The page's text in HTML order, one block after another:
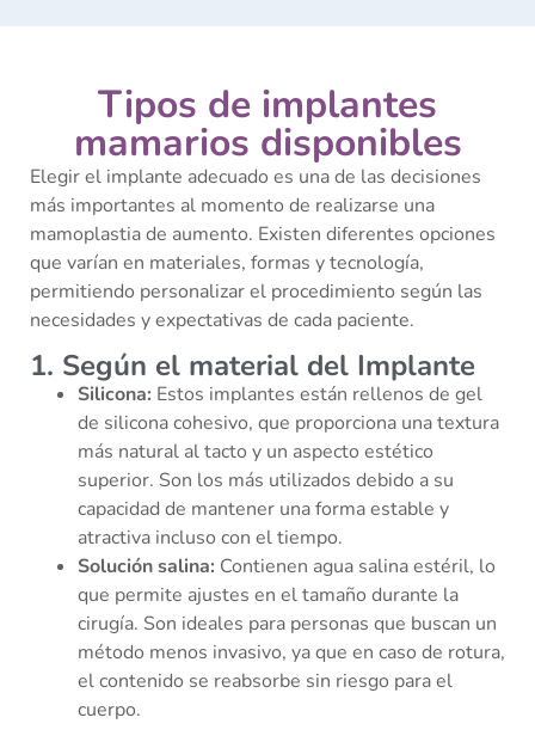
Tipos de implantes
mamarios disponibles
Elegir el implante adecuado es una de las decisiones
más importantes al momento de realizarse una
mamoplastia de aumento. Existen diferentes opciones
que varían en materiales, formas y tecnología,
permitiendo personalizar el procedimiento según las
necesidades y expectativas de cada paciente.
1. Según el material del Implante
Silicona: Estos implantes están rellenos de gel
de silicona cohesivo, que proporciona una textura
más natural al tacto y un aspecto estético
superior. Son los más utilizados debido a su
capacidad de mantener una forma estable y
atractiva incluso con el tiempo.
Solución salina: Contienen agua salina estéril, lo
que permite ajustes en el tamaño durante la
cirugía. Son ideales para personas que buscan un
método menos invasivo, ya que en caso de rotura,
el contenido se reabsorbe sin riesgo para el
cuerpo.